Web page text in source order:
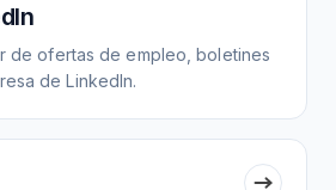
de ofertas de empleo, boletines
de LinkedIn.